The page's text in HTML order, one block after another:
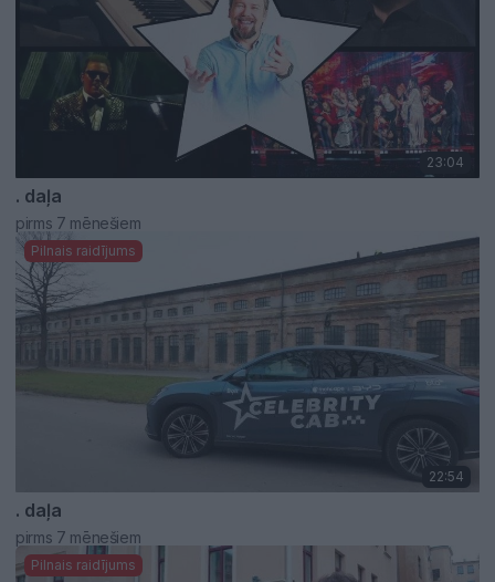
23:04
. daļa
pirms 7 mēnešiem
Pilnais raidījums
22:54
. daļa
pirms 7 mēnešiem
Pilnais raidījums